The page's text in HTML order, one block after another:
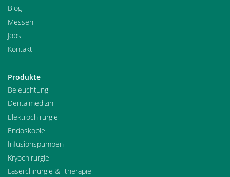
Blog
Messen
Jobs
Kontakt
Produkte
Beleuchtung
Dentalmedizin
Elektrochirurgie
Endoskopie
Infusionspumpen
Kryochirurgie
Laserchirurgie & -therapie